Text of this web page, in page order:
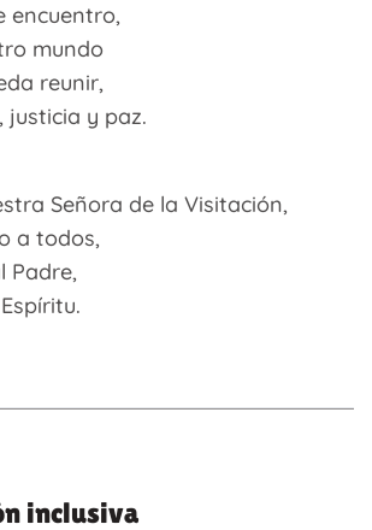
encuentro,
mundo
reunir,
y paz.
Señora de la Visitación,
a todos,
Padre,
inclusiva